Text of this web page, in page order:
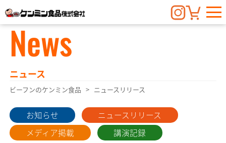
News
ニュース
ビーフンのケンミン食品 ニュースリリース
お知らせ
ニュースリリース
メディア掲載
講演記録